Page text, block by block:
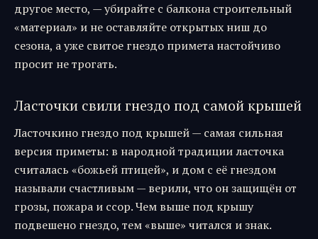
другое место, — убирайте с балкона строительный
«материал» и не оставляйте открытых ниш до
сезона, а уже свитое гнездо примета настойчиво
просит не трогать.
Ласточки свили гнездо под самой крышей
Ласточкино гнездо под крышей — самая сильная
версия приметы: в народной традиции ласточка
считалась «божьей птицей», и дом с её гнездом
называли счастливым — верили, что он защищён от
грозы, пожара и ссор. Чем выше под крышу
подвешено гнездо, тем «выше» читался и знак.